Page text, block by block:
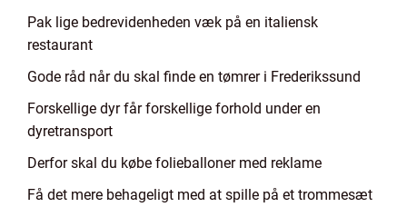
Pak lige bedrevidenheden væk på en italiensk
restaurant
Gode råd når du skal finde en tømrer i Frederikssund
Forskellige dyr får forskellige forhold under en
dyretransport
Derfor skal du købe folieballoner med reklame
Få det mere behageligt med at spille på et trommesæt